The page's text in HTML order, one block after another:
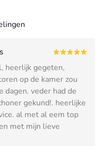
heerlijk gegeten,
op de kamer zou
dagen. veder had de
gekund!. heerlijke
al met al eem top
met mijn lieve